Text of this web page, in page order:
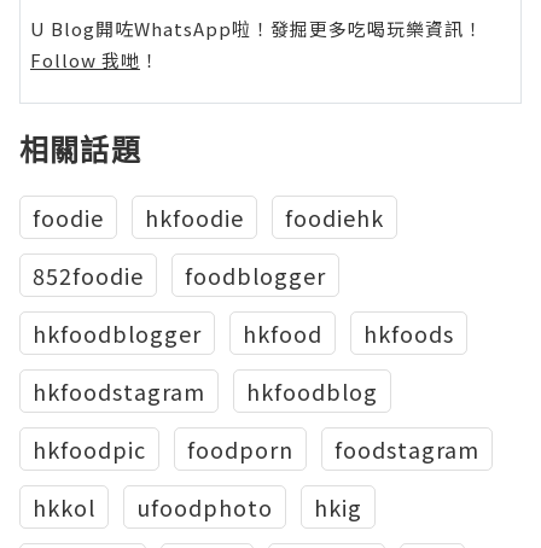
U Blog開咗WhatsApp啦！發掘更多吃喝玩樂資訊！
Follow 我哋 ！
相關話題
foodie hkfoodie
foodiehk
852foodie
foodblogger
hkfoodblogger
hkfood
hkfoods
hkfoodstagram
hkfoodblog
hkfoodpic
foodporn
foodstagram
hkkol
ufoodphoto
hkig